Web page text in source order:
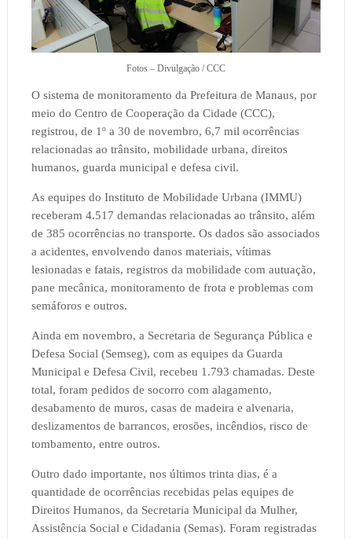
Fotos – Divulgação / CCC
O sistema de monitoramento da Prefeitura de Manaus, por
meio do Centro de Cooperação da Cidade (CCC),
registrou, de 1º a 30 de novembro, 6,7 mil ocorrências
relacionadas ao trânsito, mobilidade urbana, direitos
humanos, guarda municipal e defesa civil.
As equipes do Instituto de Mobilidade Urbana (IMMU)
receberam 4.517 demandas relacionadas ao trânsito, além
de 385 ocorrências no transporte. Os dados são associados
a acidentes, envolvendo danos materiais, vítimas
lesionadas e fatais, registros da mobilidade com autuação,
pane mecânica, monitoramento de frota e problemas com
semáforos e outros.
Ainda em novembro, a Secretaria de Segurança Pública e
Defesa Social (Semseg), com as equipes da Guarda
Municipal e Defesa Civil, recebeu 1.793 chamadas. Deste
total, foram pedidos de socorro com alagamento,
desabamento de muros, casas de madeira e alvenaria,
deslizamentos de barrancos, erosões, incêndios, risco de
tombamento, entre outros.
Outro dado importante, nos últimos trinta dias, é a
quantidade de ocorrências recebidas pelas equipes de
Direitos Humanos, da Secretaria Municipal da Mulher,
Assistência Social e Cidadania (Semas). Foram registradas